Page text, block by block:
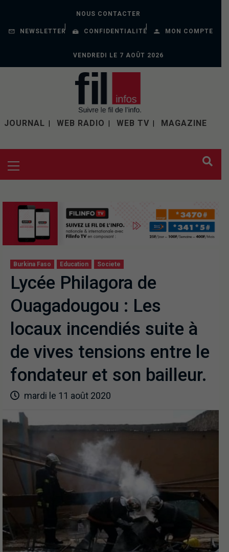
NOUS CONTACTER
NEWSLETTER CONFIDENTIALITÉ MON COMPTE
VENDREDI LE 7 AOÛT 2026
JOURNAL WEB RADIO WEB TV MAGAZINE
Burkina Faso Education Societe
Lycée Philagora de
Ouagadougou : Les
locaux incendiés suite à
de vives tensions entre le
fondateur et son bailleur.
mardi le 11 août 2020